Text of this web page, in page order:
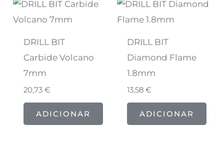
DRILL BIT
Carbide Volcano
7mm
20,73 €
ADICIONAR
DRILL BIT
Diamond Flame
1.8mm
13,58€
ADICIONAR